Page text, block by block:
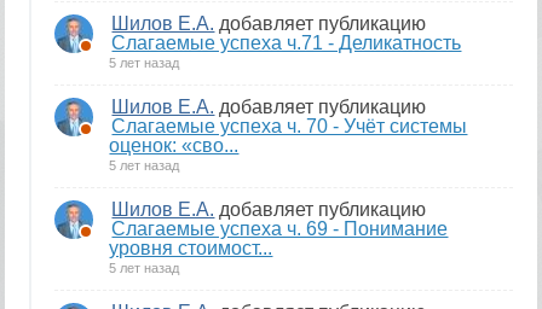
Шилов Е.А. добавляет публикацию
Слагаемые успеха ч.71 - Деликатность
5 лет назад
Шилов Е.А. добавляет публикацию
Слагаемые успеха ч. 70 - Учёт системы
оценок: «сво...
5 лет назад
Шилов Е.А. добавляет публикацию
Слагаемые успеха ч. 69 - Понимание
уровня стоимост...
5 лет назад